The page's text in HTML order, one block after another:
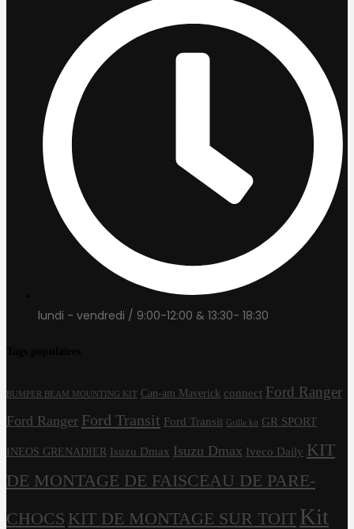
lundi - vendredi / 9:00-12:00 & 13:30- 18:30
BUMPER BEAM MOUNTING KIT Can-am Maverick connect Ford Ranger
Ford Ranger Ford Transit Ford Transit Grille kit GR SPORT
INEOS GRENADIER Isuzu Dmax Isuzu Dmax Iveco Daily KIT
DE MONTAGE DE FAISCEAU DE PARE-
CHOCS KIT DE MONTAGE SUR TOIT Kit